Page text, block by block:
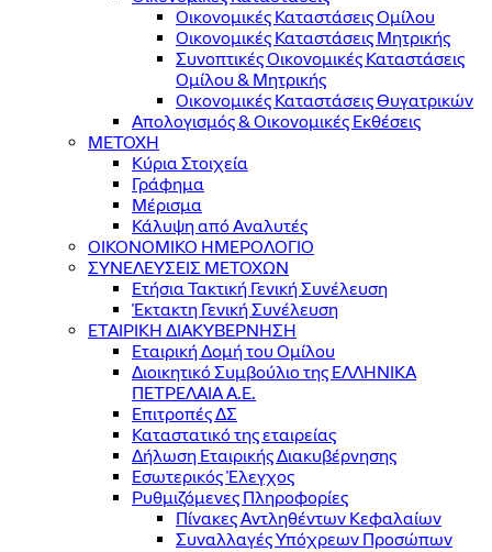
Οικονομικές Καταστάσεις Ομίλου
Οικονομικές Καταστάσεις Μητρικής
Συνοπτικές Οικονομικές Καταστάσεις
Ομίλου & Μητρικής
Οικονομικές Καταστάσεις Θυγατρικών
Απολογισμός & Οικονομικές Εκθέσεις
ΜΕΤΟΧΗ
Κύρια Στοιχεία
Γράφημα
Μέρισμα
Κάλυψη από Αναλυτές
ΟΙΚΟΝΟΜΙΚΟ ΗΜΕΡΟΛΟΓΙΟ
ΣΥΝΕΛΕΥΣΕΙΣ ΜΕΤΟΧΩΝ
Ετήσια Τακτική Γενική Συνέλευση
Έκτακτη Γενική Συνέλευση
ΕΤΑΙΡΙΚΗ ΔΙΑΚΥΒΕΡΝΗΣΗ
Εταιρική Δομή του Ομίλου
Διοικητικό Συμβούλιο της ΕΛΛΗΝΙΚΑ
ΠΕΤΡΕΛΑΙΑ Α.Ε.
Επιτροπές ΔΣ
Καταστατικό της εταιρείας
Δήλωση Εταιρικής Διακυβέρνησης
Εσωτερικός Έλεγχος
Ρυθμιζόμενες Πληροφορίες
Πίνακες Αντληθέντων Κεφαλαίων
Συναλλαγές Υπόχρεων Προσώπων